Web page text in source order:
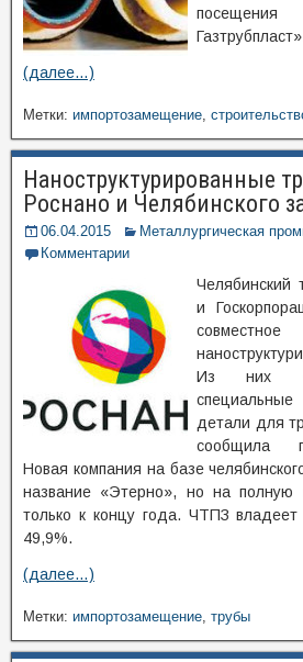
(далее…)
Метки: импортозамещение,
Наноструктурированные
Роснано и Челябинского
06.04.2015
Металлургическая
Комментарии
Челябинский
и
Из них
детали для
сообщила
Новая компания на базе
название «Этерно», но на полную
только к концу года. ЧТПЗ
49,9%.
(далее…)
Метки: импортозамещение, трубы